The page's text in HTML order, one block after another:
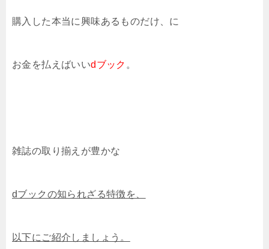
購入した本当に興味あるものだけ、に
お金を払えばいいdブック 。
雑誌の取り揃えが豊かな
dブックの知られざる特徴を、
以下にご紹介しましょう。